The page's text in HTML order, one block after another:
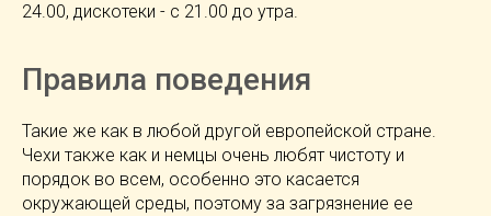
24.00, дискотеки - с 21.00 до утра.
Правила поведения
Такие же как в любой другой европейской стране.
Чехи также как и немцы очень любят чистоту и
порядок во всем, особенно это касается
окружающей среды, поэтому за загрязнение ее